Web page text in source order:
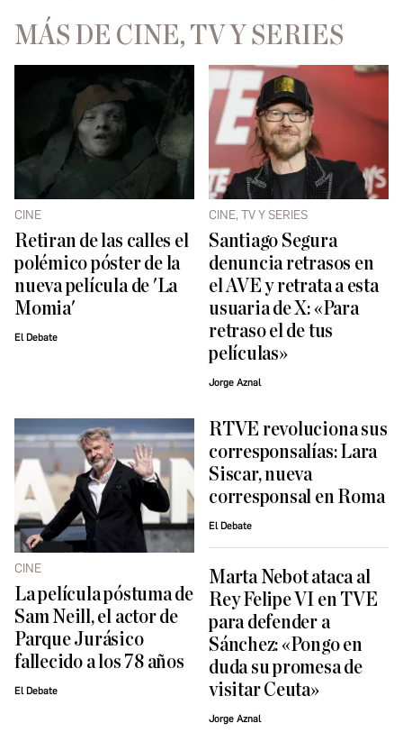
MÁS DE CINE, TV Y SERIES
CINE
Retiran de las calles el
polémico póster de la
nueva película de 'La
Momia'
El Debate
CINE, TV Y SERIES
Santiago Segura
denuncia retrasos en
el AVE y retrata a esta
usuaria de X: «Para
retraso el de tus
películas»
Jorge Aznal
CINE
La película póstuma de
Sam Neill, el actor de
Parque Jurásico
fallecido a los 78 años
El Debate
RTVE revoluciona sus
corresponsalías: Lara
Siscar, nueva
corresponsal en Roma
El Debate
Marta Nebot ataca al
Rey Felipe VI en TVE
para defender a
Sánchez: «Pongo en
duda su promesa de
visitar Ceuta»
Jorge Aznal